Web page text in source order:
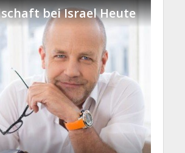
bei Israel Heute